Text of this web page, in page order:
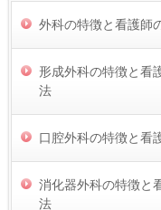
外科の特徴と看護師
形成外科の特徴と看
法
口腔外科の特徴と看
消化器外科の特徴と
法